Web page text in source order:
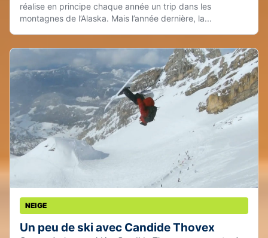
réalise en principe chaque année un trip dans les
montagnes de l’Alaska. Mais l’année dernière, la...
NEIGE
Un peu de ski avec Candide Thovex